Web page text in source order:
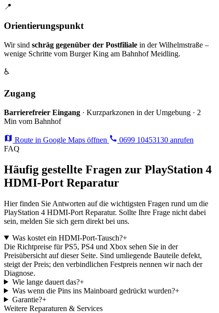
📍
Orientierungspunkt
Wir sind schräg gegenüber der Postfiliale in der Wilhelmstraße –
wenige Schritte vom Burger King am Bahnhof Meidling.
♿
Zugang
Barrierefreier Eingang · Kurzparkzonen in der Umgebung · 2
Min vom Bahnhof
Route in Google Maps öffnen
0699 10453130 anrufen
FAQ
Häufig gestellte Fragen zur PlayStation 4
HDMI-Port Reparatur
Hier finden Sie Antworten auf die wichtigsten Fragen rund um die
PlayStation 4 HDMI-Port Reparatur. Sollte Ihre Frage nicht dabei
sein, melden Sie sich gern direkt bei uns.
Was kostet ein HDMI-Port-Tausch?+
Die Richtpreise für PS5, PS4 und Xbox sehen Sie in der
Preisübersicht auf dieser Seite. Sind umliegende Bauteile defekt,
steigt der Preis; den verbindlichen Festpreis nennen wir nach der
Diagnose.
Wie lange dauert das?+
Was wenn die Pins ins Mainboard gedrückt wurden?+
Garantie?+
Weitere Reparaturen & Services